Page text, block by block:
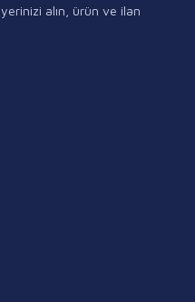
alın, ürün ve ilan